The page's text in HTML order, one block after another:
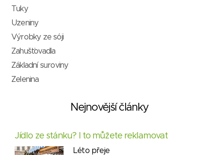
Tuky
Uzeniny
Výrobky ze sóji
Zahušťovadla
Základní suroviny
Zelenina
Nejnovější články
Jídlo ze stánku? I to můžete reklamovat
Léto přeje